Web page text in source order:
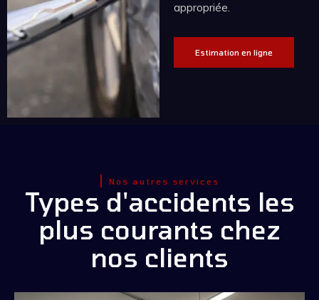
appropriée.
Estimation en ligne
Nos autres services
Types d'accidents les
plus courants chez
nos clients